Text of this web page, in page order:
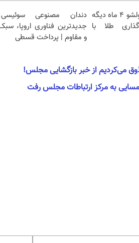
الان طلا بخر پولشو 4 ماه دیگه
طلا با
دندان مصنوعی
جدیدترین فناوری اروپا،
و مقاوم | پرداخت قسطی
می‌کردیم از خبر بازگشایی مجلس!
به مرکز ارتباطات مجلس رفت